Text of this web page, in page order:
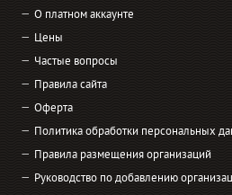
О платном аккаунте
Цены
Частые вопросы
Правила сайта
Оферта
Политика обработки персональных
Правила размещения организаций
Руководство по добавлению